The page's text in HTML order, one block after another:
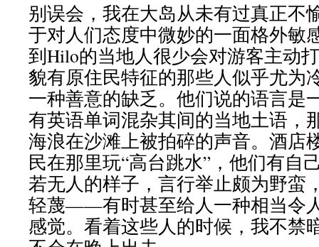
别误会，我在大岛从未有过真正不
于对人们态度中微妙的一面格外敏
到Hilo的当地人很少会对游客主动
貌有原住民特征的那些人似乎尤为
一种善意的缺乏。他们说的语言是
有英语单词混杂其间的当地土语，
海浪在沙滩上被拍碎的声音。酒店
民在那里玩“高台跳水”，他们有自
若无人的样子，言行举止颇为野蛮
轻蔑——有时甚至给人一种相当令
感觉。看着这些人的时候，我不禁